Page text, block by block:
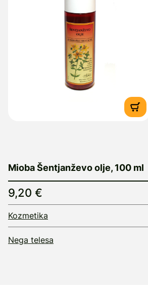
Mioba Šentjanževo olje, 100 ml
9,20 €
Kozmetika
Nega telesa